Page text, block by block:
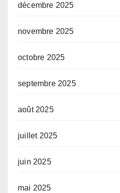
décembre 2025
novembre 2025
octobre 2025
septembre 2025
août 2025
juillet 2025
juin 2025
mai 2025